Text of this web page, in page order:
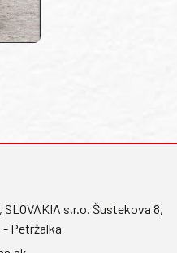
SLOVAKIA s.r.o. Šustekova 8,
- Petržalka